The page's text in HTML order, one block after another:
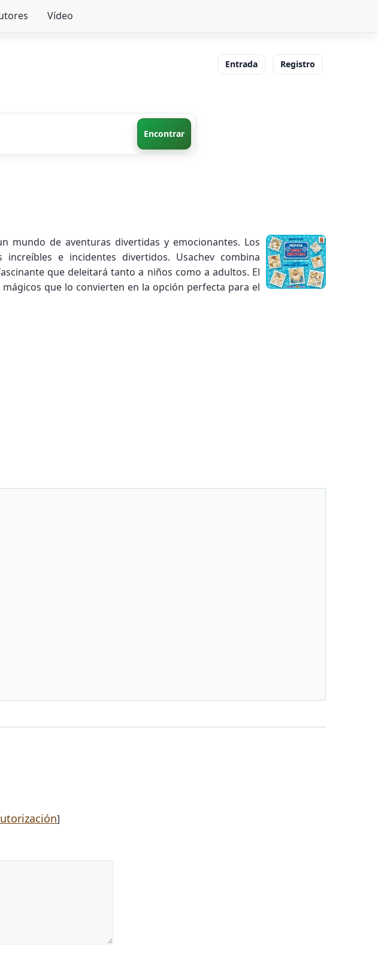
Vídeo
Entrada Registro
Encontrar
mundo de aventuras divertidas y emocionantes. Los
e incidentes divertidos. Usachev combina
que deleitará tanto a niños como a adultos. El
que lo convierten en la opción perfecta para el
]